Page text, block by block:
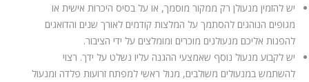
יש להזמין מנעולן רק ממקור מוסמך, או על בסיס היכרות אישית או
מגופים הנוהגים להסתמך על המלצות קודמים לאורך שנים והדואגים
להפנות אליכם מנעולנים מוכרים ומומלצים על ידי הציבור.
יש לקבוע מנעול נוסף שאמצעי ההגנה עליו נשלט על ידך. רצוי
להשתמש במנעולים משולבים, מנול ראשי למפתח זרועות פלדה ומנעול